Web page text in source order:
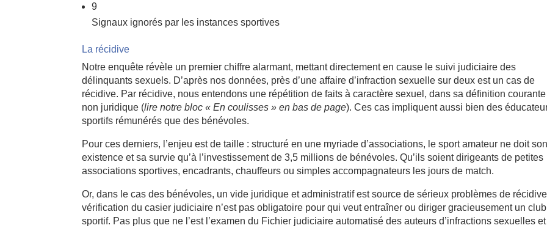
9
Signaux ignorés par les instances sportives
La récidive
Notre enquête révèle un premier chiffre alarmant, mettant directement en cause le suivi judiciaire des
délinquants sexuels. D’après nos données, près d’une affaire d’infraction sexuelle sur deux est un cas de
récidive. Par récidive, nous entendons une répétition de faits à caractère sexuel, dans sa définition
non juridique (lire notre bloc « En coulisses » en bas de page). Ces cas impliquent aussi bien des
sportifs rémunérés que des bénévoles.
Pour ces derniers, l’enjeu est de taille : structuré en une myriade d’associations, le sport amateur ne doit son
existence et sa survie qu’à l’investissement de 3,5 millions de bénévoles. Qu’ils soient dirigeants de petites
associations sportives, encadrants, chauffeurs ou simples accompagnateurs les jours de match.
Or, dans le cas des bénévoles, un vide juridique et administratif est source de sérieux problèmes de
vérification du casier judiciaire n’est pas obligatoire pour qui veut entraîner ou diriger gracieusement un club
sportif. Pas plus que ne l’est l’examen du Fichier judiciaire automatisé des auteurs d’infractions sexuelles et